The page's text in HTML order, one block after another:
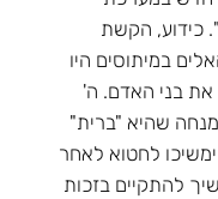
כידוע, הקשת
במיתוסים היו
בני האדם. ה'
שהיא "ברית"
לחטוא לאחר
להתקיים בזכות